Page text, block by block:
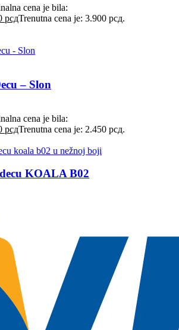
cena je bila:
рсдTrenutna cena je: 3.900 рсд.
– Slon
cena je bila:
рсдTrenutna cena je: 2.450 рсд.
KOALA B02